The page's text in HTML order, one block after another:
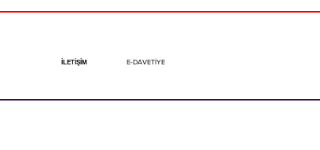
İLETİŞİM E-DAVETİYE